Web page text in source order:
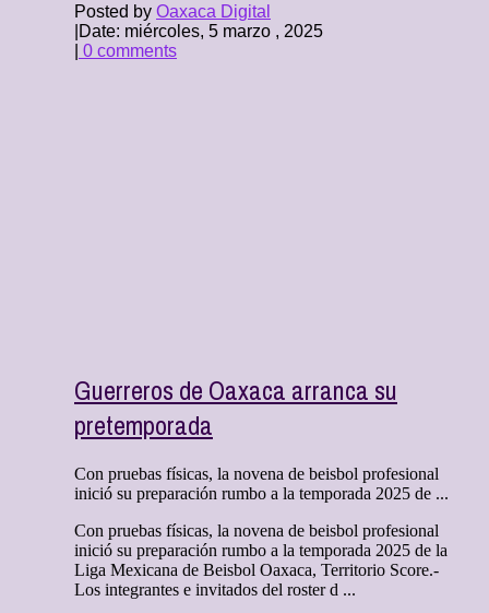
Posted by Oaxaca Digital
Date: miércoles, 5 marzo , 2025
0 comments
Guerreros de Oaxaca arranca su
pretemporada
Con pruebas físicas, la novena de beisbol profesional
inició su preparación rumbo a la temporada 2025 de ...
Con pruebas físicas, la novena de beisbol profesional
inició su preparación rumbo a la temporada 2025 de la
Liga Mexicana de Beisbol Oaxaca, Territorio Score.-
Los integrantes e invitados del roster d ...